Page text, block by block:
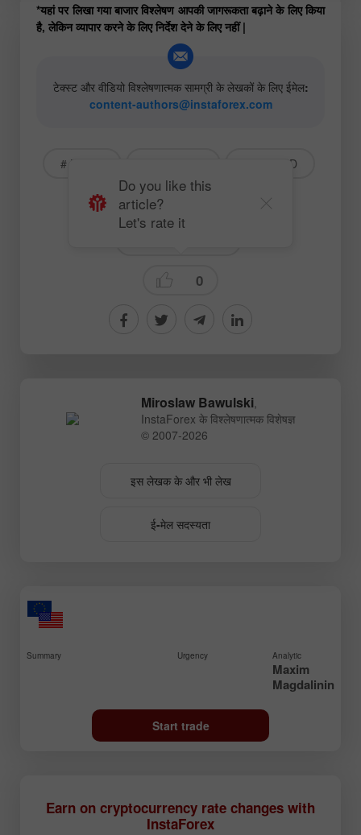
*यहां पर लिखा गया बाजार विश्लेषण आपकी जागरूकता बढ़ाने के लिए किया
है, लेकिन व्यापार करने के लिए निर्देश देने के लिए नहीं |
टेक्स्ट और वीडियो विश्लेषणात्मक सामग्री के लेखकों के लिए ईमेल:
content-authors@instaforex.com
# Bitcoin # BTCUSD
# ETHUSD
0
Do you like this
article?
Let's rate it
Miroslaw Bawulski,
InstaForex के विश्लेषणात्मक विशेषज्ञ
© 2007-2026
इस लेखक के और भी लेख
ई-मेल सदस्यता
Summary Urgency Analytic
Maxim
Magdalinin
Start trade
Earn on cryptocurrency rate changes with
InstaForex